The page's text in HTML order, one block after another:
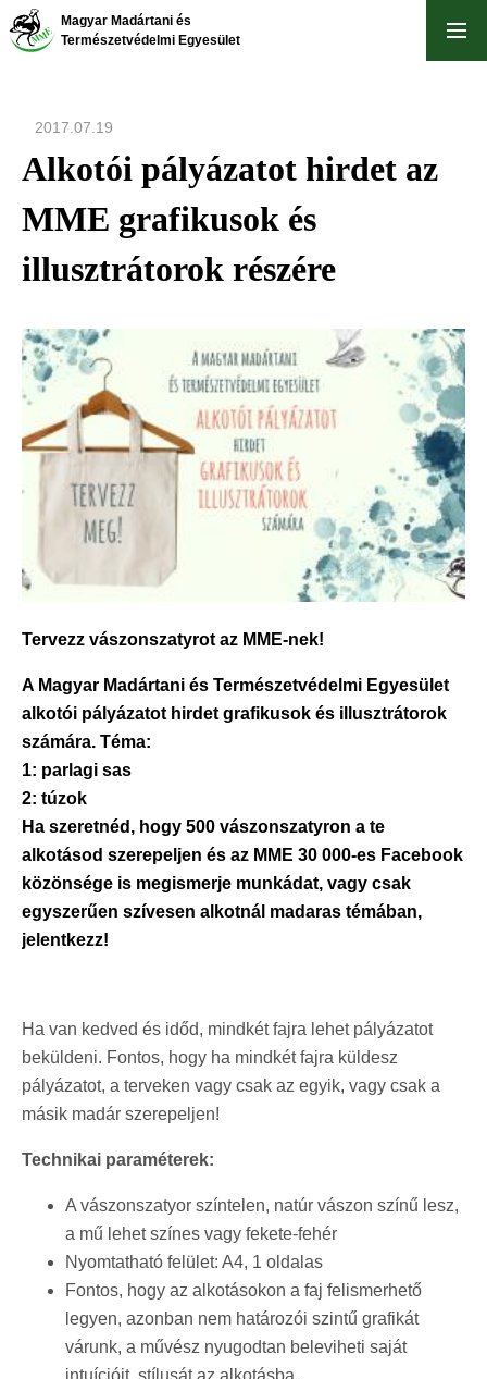
Ugrás
Magyar Madártani és
Természetvédelmi Egyesület
2017.07.19
Alkotói pályázatot hirdet az
MME grafikusok és
illusztrátorok részére
Tervezz vászonszatyrot az MME-nek!
A Magyar Madártani és Természetvédelmi Egyesület
alkotói pályázatot hirdet grafikusok és illusztrátorok
számára. Téma:
1: parlagi sas
2: túzok
Ha szeretnéd, hogy 500 vászonszatyron a te
alkotásod szerepeljen és az MME 30 000-es Facebook
közönsége is megismerje munkádat, vagy csak
egyszerűen szívesen alkotnál madaras témában,
jelentkezz!
Ha van kedved és időd, mindkét fajra lehet pályázatot
beküldeni. Fontos, hogy ha mindkét fajra küldesz
pályázatot, a terveken vagy csak az egyik, vagy csak a
másik madár szerepeljen!
Technikai paraméterek:
A vászonszatyor színtelen, natúr vászon színű lesz,
a mű lehet színes vagy fekete-fehér
​Nyomtatható felület: A4, 1 oldalas
Fontos, hogy az alkotásokon a faj felismerhető
legyen, azonban nem határozói szintű grafikát
várunk, a művész nyugodtan beleviheti saját
intuícióit, stílusát az alkotásba.